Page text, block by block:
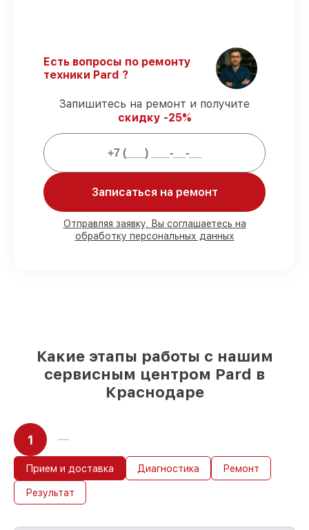
оптического прицела Pard NV-008PLRF
строго по договоренности.
Гарантийное сопровождение– все
официальной гарантией Pard.
Мы гарантируем:
возможностью личного присутствия
владельца
90%деталей Pard готовы к установке в
Краснодаре, остальные доставляются
Есть вопросы по ремонту
техники Pard ?
Запишитесь на ремонт и получите
скидку -25%
Записаться на ремонт
Отправляя заявку, Вы соглашаетесь на
обработку персональных данных
Какие этапы работы с нашим
сервисным центром Pard в
Краснодаре
1
Прием и доставка Диагностика Ремонт
Результат